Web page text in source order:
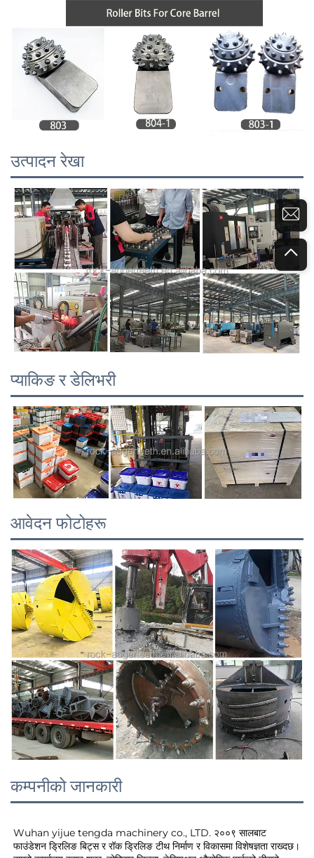
उत्पादन रेखा
प्याकिङ र डेलिभरी
आवेदन फोटोहरू
कम्पनीको जानकारी
Wuhan yijue tengda machinery co., LTD. २००९ सालबाट
फाउंडेशन ड्रिलिङ बिट्स र रॉक ड्रिलिङ टीथ निर्माण र विकासमा विशेषज्ञता राख्दछ।